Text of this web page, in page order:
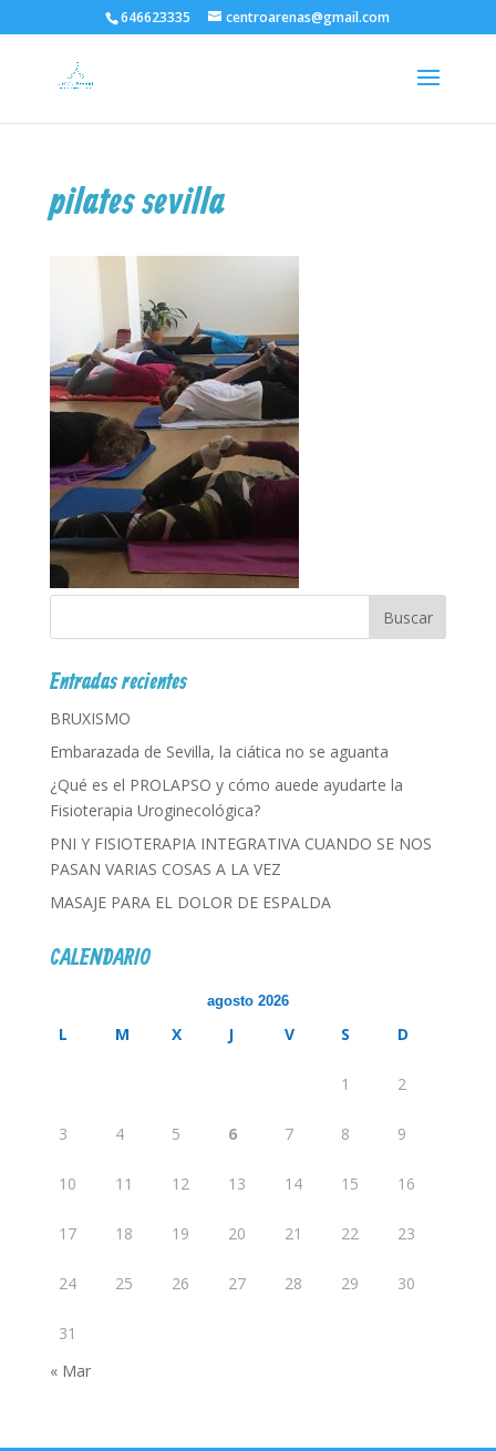
646623335 centroarenas@gmail.com
pilates sevilla
Entradas recientes
BRUXISMO
Embarazada de Sevilla, la ciática no se aguanta
¿Qué es el PROLAPSO y cómo auede ayudarte la
Fisioterapia Uroginecológica?
PNI Y FISIOTERAPIA INTEGRATIVA CUANDO SE NOS
PASAN VARIAS COSAS A LA VEZ
MASAJE PARA EL DOLOR DE ESPALDA
CALENDARIO
agosto 2026
L M X J V S D
1 2
3 4 5 6 7 8 9
10 11 12 13 14 15 16
17 18 19 20 21 22 23
24 25 26 27 28 29 30
31
« Mar